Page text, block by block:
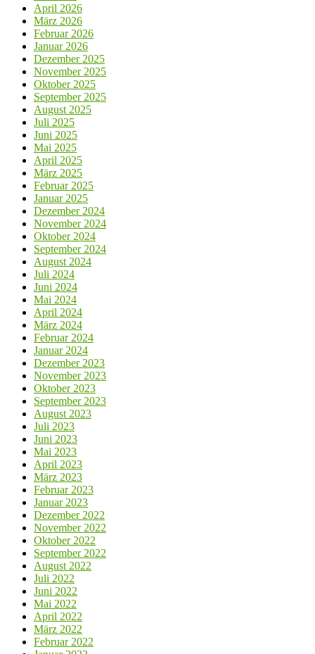
April 2026
März 2026
Februar 2026
Januar 2026
Dezember 2025
November 2025
Oktober 2025
September 2025
August 2025
Juli 2025
Juni 2025
Mai 2025
April 2025
März 2025
Februar 2025
Januar 2025
Dezember 2024
November 2024
Oktober 2024
September 2024
August 2024
Juli 2024
Juni 2024
Mai 2024
April 2024
März 2024
Februar 2024
Januar 2024
Dezember 2023
November 2023
Oktober 2023
September 2023
August 2023
Juli 2023
Juni 2023
Mai 2023
April 2023
März 2023
Februar 2023
Januar 2023
Dezember 2022
November 2022
Oktober 2022
September 2022
August 2022
Juli 2022
Juni 2022
Mai 2022
April 2022
März 2022
Februar 2022